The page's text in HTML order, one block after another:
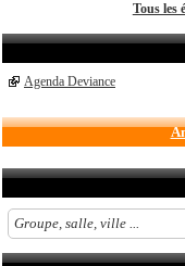
Tous les
Agenda Deviance